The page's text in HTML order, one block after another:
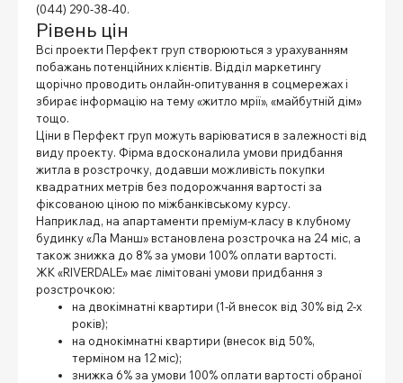
(044) 290-38-40.
Рівень цін
Всі проекти Перфект груп створюються з урахуванням
побажань потенційних клієнтів. Відділ маркетингу
щорічно проводить онлайн-опитування в соцмережах і
збирає інформацію на тему «житло мрії», «майбутній дім»
тощо.
Ціни в Перфект груп можуть варіюватися в залежності від
виду проекту. Фірма вдосконалила умови придбання
житла в розстрочку, додавши можливість покупки
квадратних метрів без подорожчання вартості за
фіксованою ціною по міжбанківському курсу.
Наприклад, на апартаменти преміум-класу в клубному
будинку «Ла Манш» встановлена розстрочка на 24 міс, а
також знижка до 8% за умови 100% оплати вартості.
ЖК «RIVERDALE» має лімітовані умови придбання з
розстрочкою:
на двокімнатні квартири (1-й внесок від 30% від 2-х
років);
на однокімнатні квартири (внесок від 50%,
терміном на 12 міс);
знижка 6% за умови 100% оплати вартості обраної